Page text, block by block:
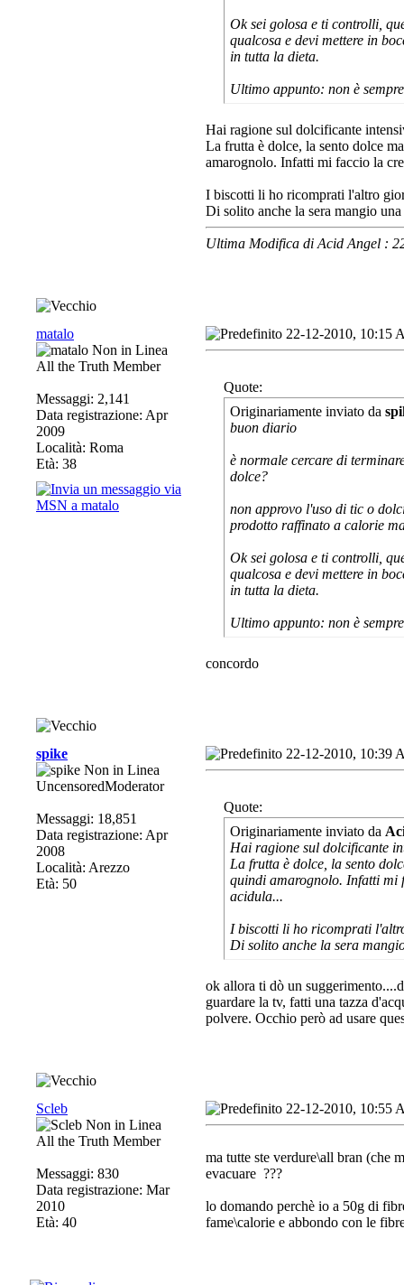
Ok sei golosa e ti controlli,
qualcosa e devi mettere in
in tutta la dieta.
Ultimo appunto: non è
Hai ragione sul dolcificante
La frutta è dolce, la sento dolce
amarognolo. Infatti mi faccio la
I biscotti li ho ricomprati l'altro
Di solito anche la sera mangio
Ultima Modifica di Acid Angel :
matalo
All the Truth Member
Messaggi: 2,141
Data registrazione: Apr
2009
Località: Roma
Età: 38
22-12-2010, 10:15
Quote:
Originariamente inviato da
buon diario
è normale cercare di
dolce?
non approvo l'uso di tic o
prodotto raffinato a calorie
Ok sei golosa e ti controlli,
qualcosa e devi mettere in
in tutta la dieta.
Ultimo appunto: non è
concordo
spike
UncensoredModerator
Messaggi: 18,851
Data registrazione: Apr
2008
Località: Arezzo
Età: 50
22-12-2010, 10:39
Quote:
Originariamente inviato da
Hai ragione sul dolcificante
La frutta è dolce, la sento
quindi amarognolo. Infatti mi
acidula...
I biscotti li ho ricomprati
Di solito anche la sera
ok allora ti dò un
guardare la tv, fatti una tazza
polvere. Occhio però ad usare
Scleb
All the Truth Member
Messaggi: 830
Data registrazione: Mar
2010
Età: 40
22-12-2010, 10:55
ma tutte ste verdure\all bran (che
evacuare ???
lo domando perchè io a 50g di
fame\calorie e abbondo con le